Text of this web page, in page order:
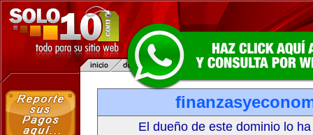
El dueño de este dominio lo